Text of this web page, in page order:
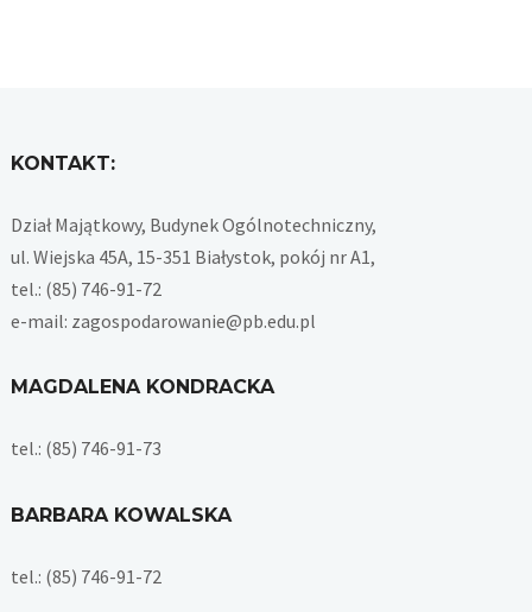
KONTAKT:
Dział Majątkowy, Budynek Ogólnotechniczny,
ul. Wiejska 45A, 15-351 Białystok, pokój nr A1,
tel.: (85) 746-91-72
e-mail: zagospodarowanie@pb.edu.pl
MAGDALENA KONDRACKA
tel.: (85) 746-91-73
BARBARA KOWALSKA
tel.: (85) 746-91-72